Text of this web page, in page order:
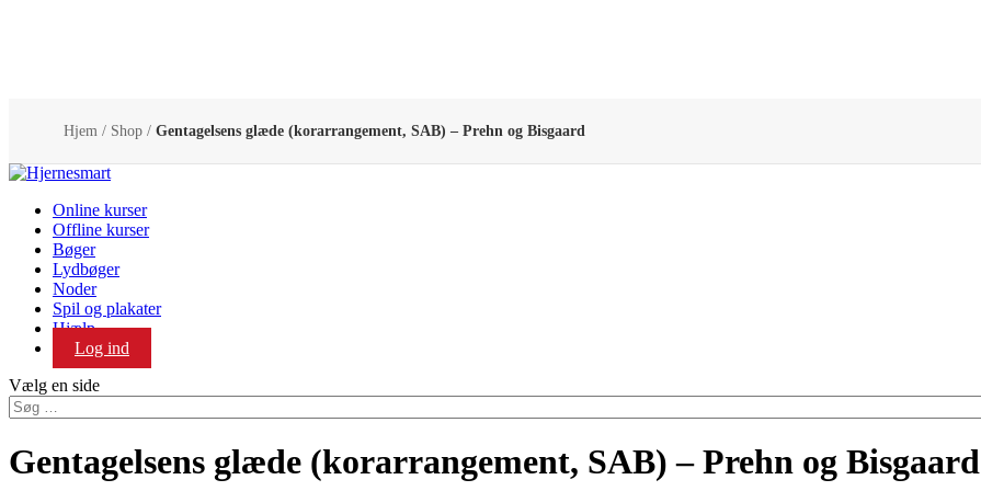
Hjem / Shop / Gentagelsens glæde (korarrangement, SAB) – Prehn og Bisgaard
Online kurser
Offline kurser
Bøger
Lydbøger
Noder
Spil og plakater
Hjælp
Log ind
Vælg en side
Gentagelsens glæde (korarrangement, SAB) – Prehn og Bisgaard